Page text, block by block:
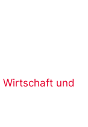
Wirtschaft und